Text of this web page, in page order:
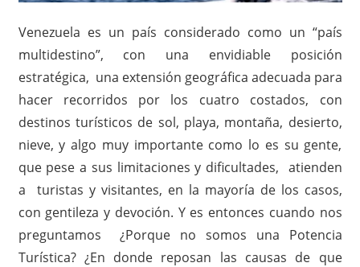
Venezuela es un país considerado como un “país
multidestino”, con una envidiable posición
estratégica, una extensión geográfica adecuada para
hacer recorridos por los cuatro costados, con
destinos turísticos de sol, playa, montaña, desierto,
nieve, y algo muy importante como lo es su gente,
que pese a sus limitaciones y dificultades, atienden
a turistas y visitantes, en la mayoría de los casos,
con gentileza y devoción. Y es entonces cuando nos
preguntamos ¿Porque no somos una Potencia
Turística? ¿En donde reposan las causas de que